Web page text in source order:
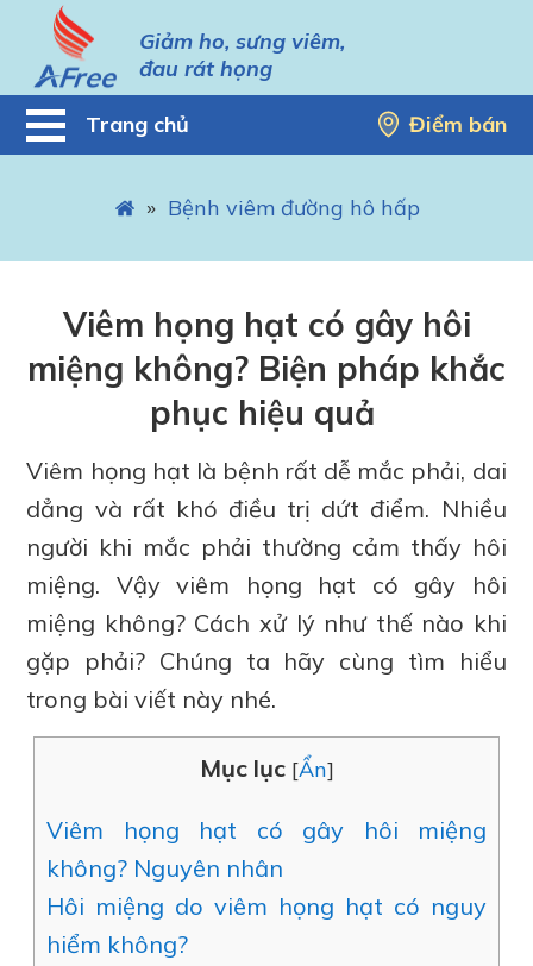
Giảm ho, sưng viêm,
đau rát họng
Trang chủ Điểm bán
» Bệnh viêm đường hô hấp
Viêm họng hạt có gây hôi
miệng không? Biện pháp khắc
phục hiệu quả
Viêm họng hạt là bệnh rất dễ mắc phải, dai
dẳng và rất khó điều trị dứt điểm. Nhiều
người khi mắc phải thường cảm thấy hôi
miệng. Vậy viêm họng hạt có gây hôi
miệng không? Cách xử lý như thế nào khi
gặp phải? Chúng ta hãy cùng tìm hiểu
trong bài viết này nhé.
Mục lục [Ẩn]
Viêm họng hạt có gây hôi miệng
không? Nguyên nhân
Hôi miệng do viêm họng hạt có nguy
hiểm không?